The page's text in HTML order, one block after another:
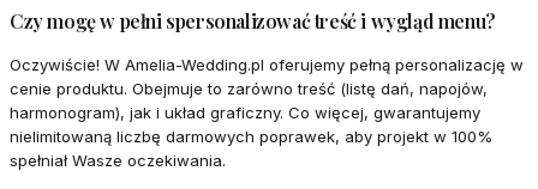
Czy mogę w pełni spersonalizować treść i wygląd menu?
Oczywiście! W Amelia-Wedding.pl oferujemy pełną personalizację w
cenie produktu. Obejmuje to zarówno treść (listę dań, napojów,
harmonogram), jak i układ graficzny. Co więcej, gwarantujemy
nielimitowaną liczbę darmowych poprawek, aby projekt w 100%
spełniał Wasze oczekiwania.